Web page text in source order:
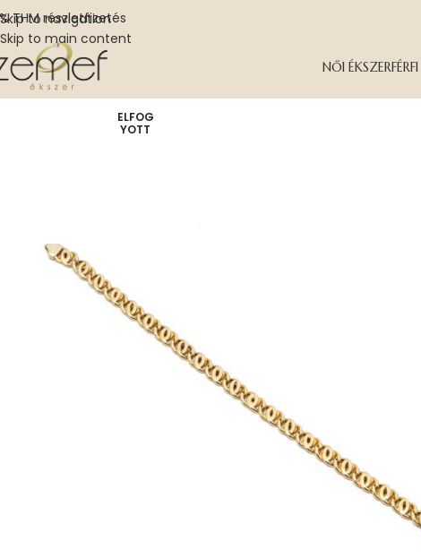
Skip to navigation
Skip to main content
THM részletfizetés
NŐI ÉKSZER
ELFOG
YOTT